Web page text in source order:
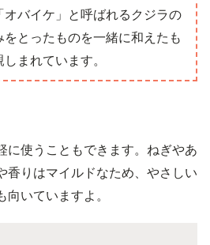
バイケ」と呼ばれるクジラの
とったものを一緒に和えたも
まれています。
に使うこともできます。ねぎやあ
香りはマイルドなため、やさしい
いていますよ。